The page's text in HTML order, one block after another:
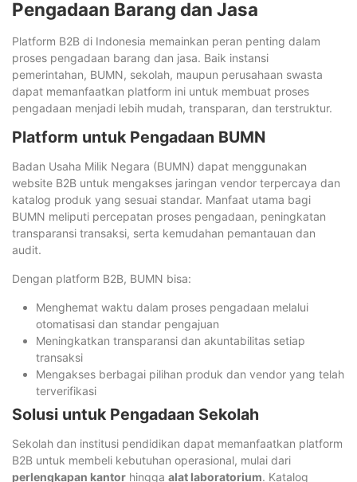
Pengadaan Barang dan Jasa
Platform B2B di Indonesia memainkan peran penting dalam
proses pengadaan barang dan jasa. Baik instansi
pemerintahan, BUMN, sekolah, maupun perusahaan swasta
dapat memanfaatkan platform ini untuk membuat proses
pengadaan menjadi lebih mudah, transparan, dan terstruktur.
Platform untuk Pengadaan BUMN
Badan Usaha Milik Negara (BUMN) dapat menggunakan
website B2B untuk mengakses jaringan vendor terpercaya dan
katalog produk yang sesuai standar. Manfaat utama bagi
BUMN meliputi percepatan proses pengadaan, peningkatan
transparansi transaksi, serta kemudahan pemantauan dan
audit.
Dengan platform B2B, BUMN bisa:
Menghemat waktu dalam proses pengadaan melalui
otomatisasi dan standar pengajuan
Meningkatkan transparansi dan akuntabilitas setiap
transaksi
Mengakses berbagai pilihan produk dan vendor yang telah
terverifikasi
Solusi untuk Pengadaan Sekolah
Sekolah dan institusi pendidikan dapat memanfaatkan platform
B2B untuk membeli kebutuhan operasional, mulai dari
perlengkapan kantor hingga alat laboratorium. Katalog